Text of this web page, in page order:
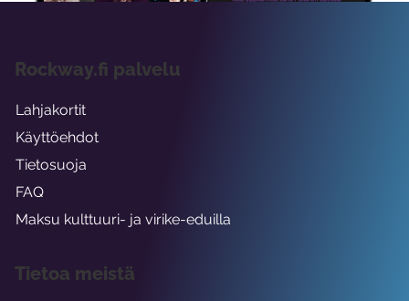
Rockway.fi palvelu
Lahjakortit
Käyttöehdot
Tietosuoja
FAQ
Maksu kulttuuri- ja virike-eduilla
Tietoa meistä